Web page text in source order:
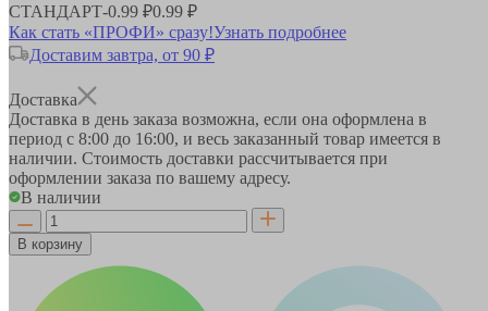
СТАНДАРТ-0.99 ₽0.99 ₽
Как стать «ПРОФИ» сразу!Узнать подробнее
Доставим завтра, от 90 ₽
Доставка
Доставка в день заказа возможна, если она оформлена в
период с 8:00 до 16:00, и весь заказанный товар имеется в
наличии. Стоимость доставки рассчитывается при
оформлении заказа по вашему адресу.
В наличии
В корзину